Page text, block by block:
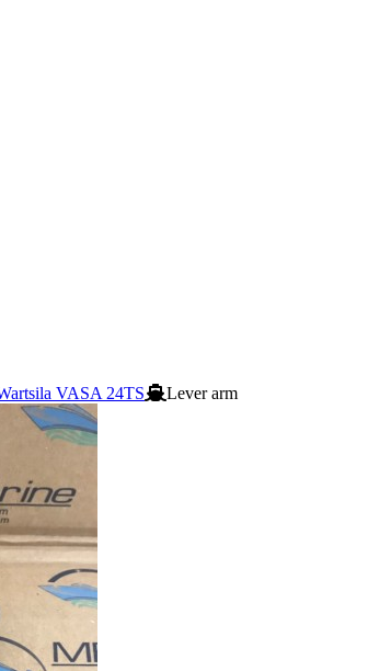
VASA 24TS Lever arm